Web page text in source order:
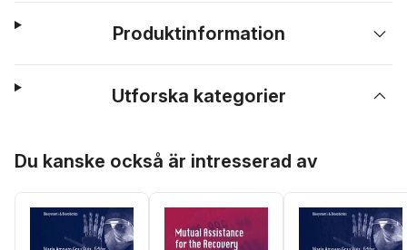
Produktinformation
Utforska kategorier
Du kanske också är intresserad av